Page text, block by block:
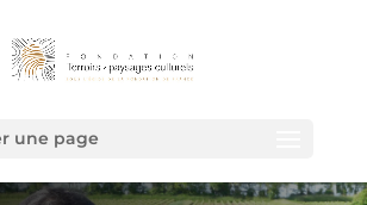
une page